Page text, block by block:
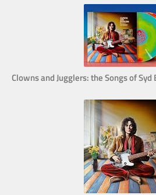
Clowns and Jugglers: the Songs of